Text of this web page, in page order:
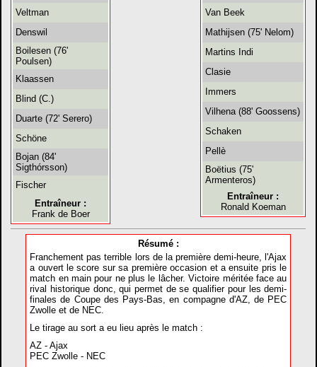
Veltman
Denswil
Boilesen (76'
Poulsen)
Klaassen
Blind (C.)
Duarte (72' Serero)
Schöne
Bojan (84'
Sigthórsson)
Fischer
Entraîneur :
Frank de Boer
Van Beek
Mathijsen (75' Nelom)
Martins Indi
Clasie
Immers
Vilhena (88' Goossens)
Schaken
Pellè
Boëtius (75'
Armenteros)
Entraîneur :
Ronald Koeman
Résumé :
Franchement pas terrible lors de la première demi-heure, l'Ajax
a ouvert le score sur sa première occasion et a ensuite pris le
match en main pour ne plus le lâcher. Victoire méritée face au
rival historique donc, qui permet de se qualifier pour les demi-
finales de Coupe des Pays-Bas, en compagne d'AZ, de PEC
Zwolle et de NEC.
Le tirage au sort a eu lieu après le match :
AZ - Ajax
PEC Zwolle - NEC